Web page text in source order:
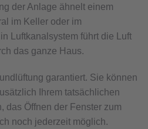
der Anlage ähnelt einem
im Keller oder im
Luftkanalsystem führt die Luft
das ganze Haus.
garantiert. Sie können
Ihrem tatsächlichen
das Öffnen der Fenster zum
noch jederzeit möglich.